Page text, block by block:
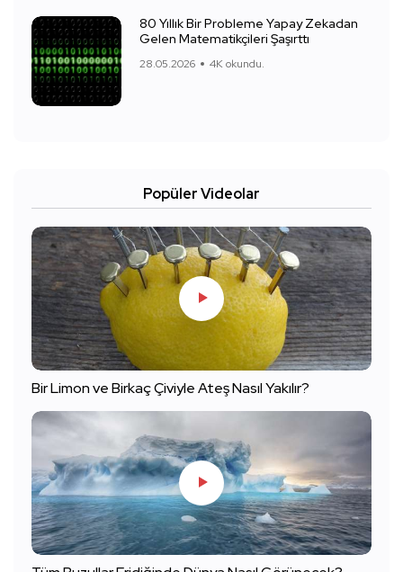
80 Yıllık Bir Probleme Yapay Zekadan
Gelen Matematikçileri Şaşırttı
28.05.2026 4K okundu.
Popüler Videolar
Bir Limon ve Birkaç Çiviyle Ateş Nasıl Yakılır?